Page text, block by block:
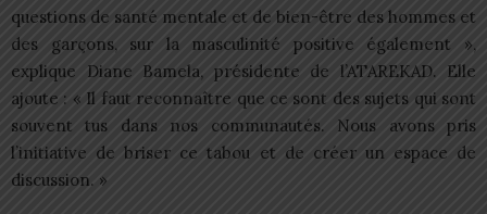
questions de santé mentale et de bien-être des hommes et
des garçons, sur la masculinité positive également »,
explique Diane Bamela, présidente de l’ATAREKAD. Elle
ajoute : « Il faut reconnaître que ce sont des sujets qui sont
souvent tus dans nos communautés. Nous avons pris
l’initiative de briser ce tabou et de créer un espace de
discussion. »